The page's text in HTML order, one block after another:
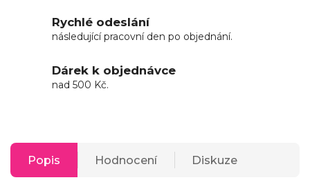
Rychlé odeslání
následující pracovní den po objednání.
Dárek k objednávce
nad 500 Kč.
Popis Hodnocení Diskuze